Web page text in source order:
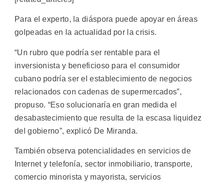
Para el experto, la diáspora puede apoyar en áreas
golpeadas en la actualidad por la crisis.
“Un rubro que podría ser rentable para el
inversionista y beneficioso para el consumidor
cubano podría ser el establecimiento de negocios
relacionados con cadenas de supermercados”,
propuso. “Eso solucionaría en gran medida el
desabastecimiento que resulta de la escasa liquidez
del gobierno”, explicó De Miranda.
También observa potencialidades en servicios de
Internet y telefonía, sector inmobiliario, transporte,
comercio minorista y mayorista, servicios